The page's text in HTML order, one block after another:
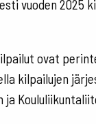
vuoden 2025
ovat
kilpailujen
ja